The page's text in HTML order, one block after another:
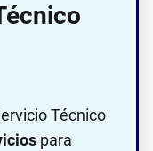
Técnico
para